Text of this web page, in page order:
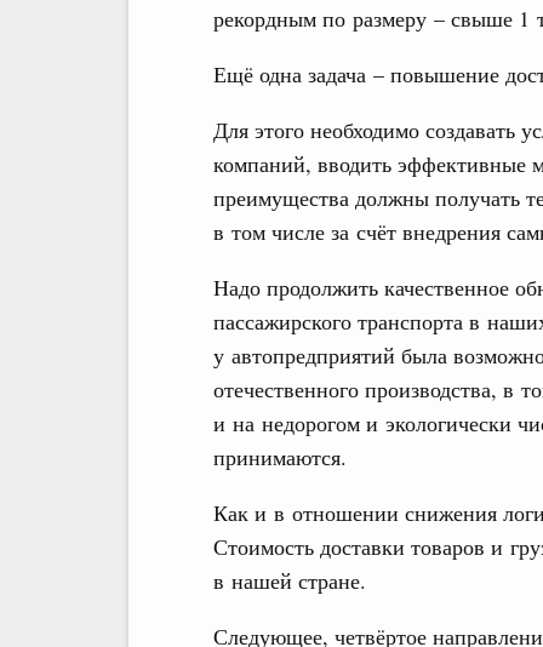
рекордным по размеру – свыше 1
Ещё одна задача – повышение
Для этого необходимо создавать
компаний, вводить эффективные
преимущества должны получать
в том числе за счёт внедрения
Надо продолжить качественное
пассажирского транспорта в
у автопредприятий была
отечественного производства, в
и на недорогом и экологически
принимаются.
Как и в отношении снижения
Стоимость доставки товаров и
в нашей стране.
Следующее, четвёртое